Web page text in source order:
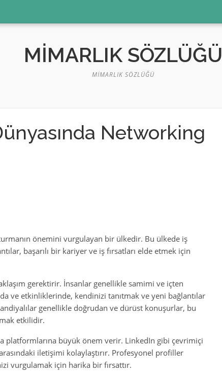
MIMARLIK SÖZLÜĞÜ
MIMARLIK SÖZLÜĞÜ
Networking
önemini vurgulayan bir ülkedir. Bu ülkede iş
başarılı bir kariyer ve iş fırsatları elde etmek için
gerektirir. İnsanlar genellikle samimi ve içten
ve etkinliklerinde, kendinizi tanıtmak ve yeni bağlantılar
genellikle doğrudan ve dürüst konuşurlar, bu
etkilidir.
platformlarına büyük önem verir. LinkedIn gibi çevrimiçi
iletişimi kolaylaştırır. Profesyonel profiller
vurgulamak için harika bir fırsattır.